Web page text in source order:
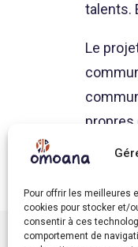
Pour offrir les meilleures
cookies pour stocker et/
consentir à ces
comportement de
talents.
Le